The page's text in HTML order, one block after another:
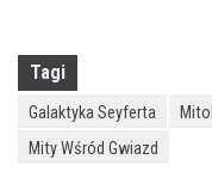
Tagi
Galaktyka Seyferta
Mity Wśród Gwiazd